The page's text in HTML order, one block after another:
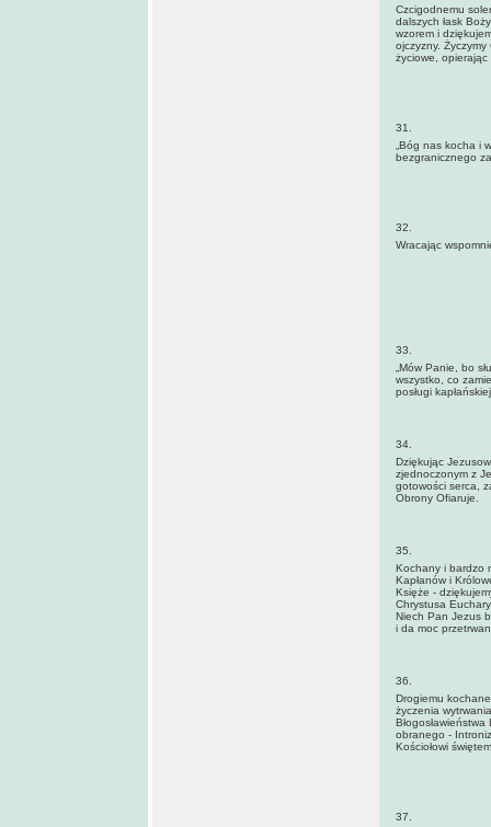
Czcigodnemu
dalszych łask
wzorem i
ojczyzny.
życiowe, opierając
31.
„Bóg nas kocha i
bezgranicznego
32.
Wracając
33.
„Mów Panie, bo
wszystko, co
posługi
34.
Dziękując
zjednoczonym z
gotowości serca,
Obrony Ofiaruje.
35.
Kochany i bardzo
Kapłanów i
Księże -
Chrystusa
Niech Pan Jezus
i da moc
36.
Drogiemu
życzenia
obranego -
Kościołowi
37.